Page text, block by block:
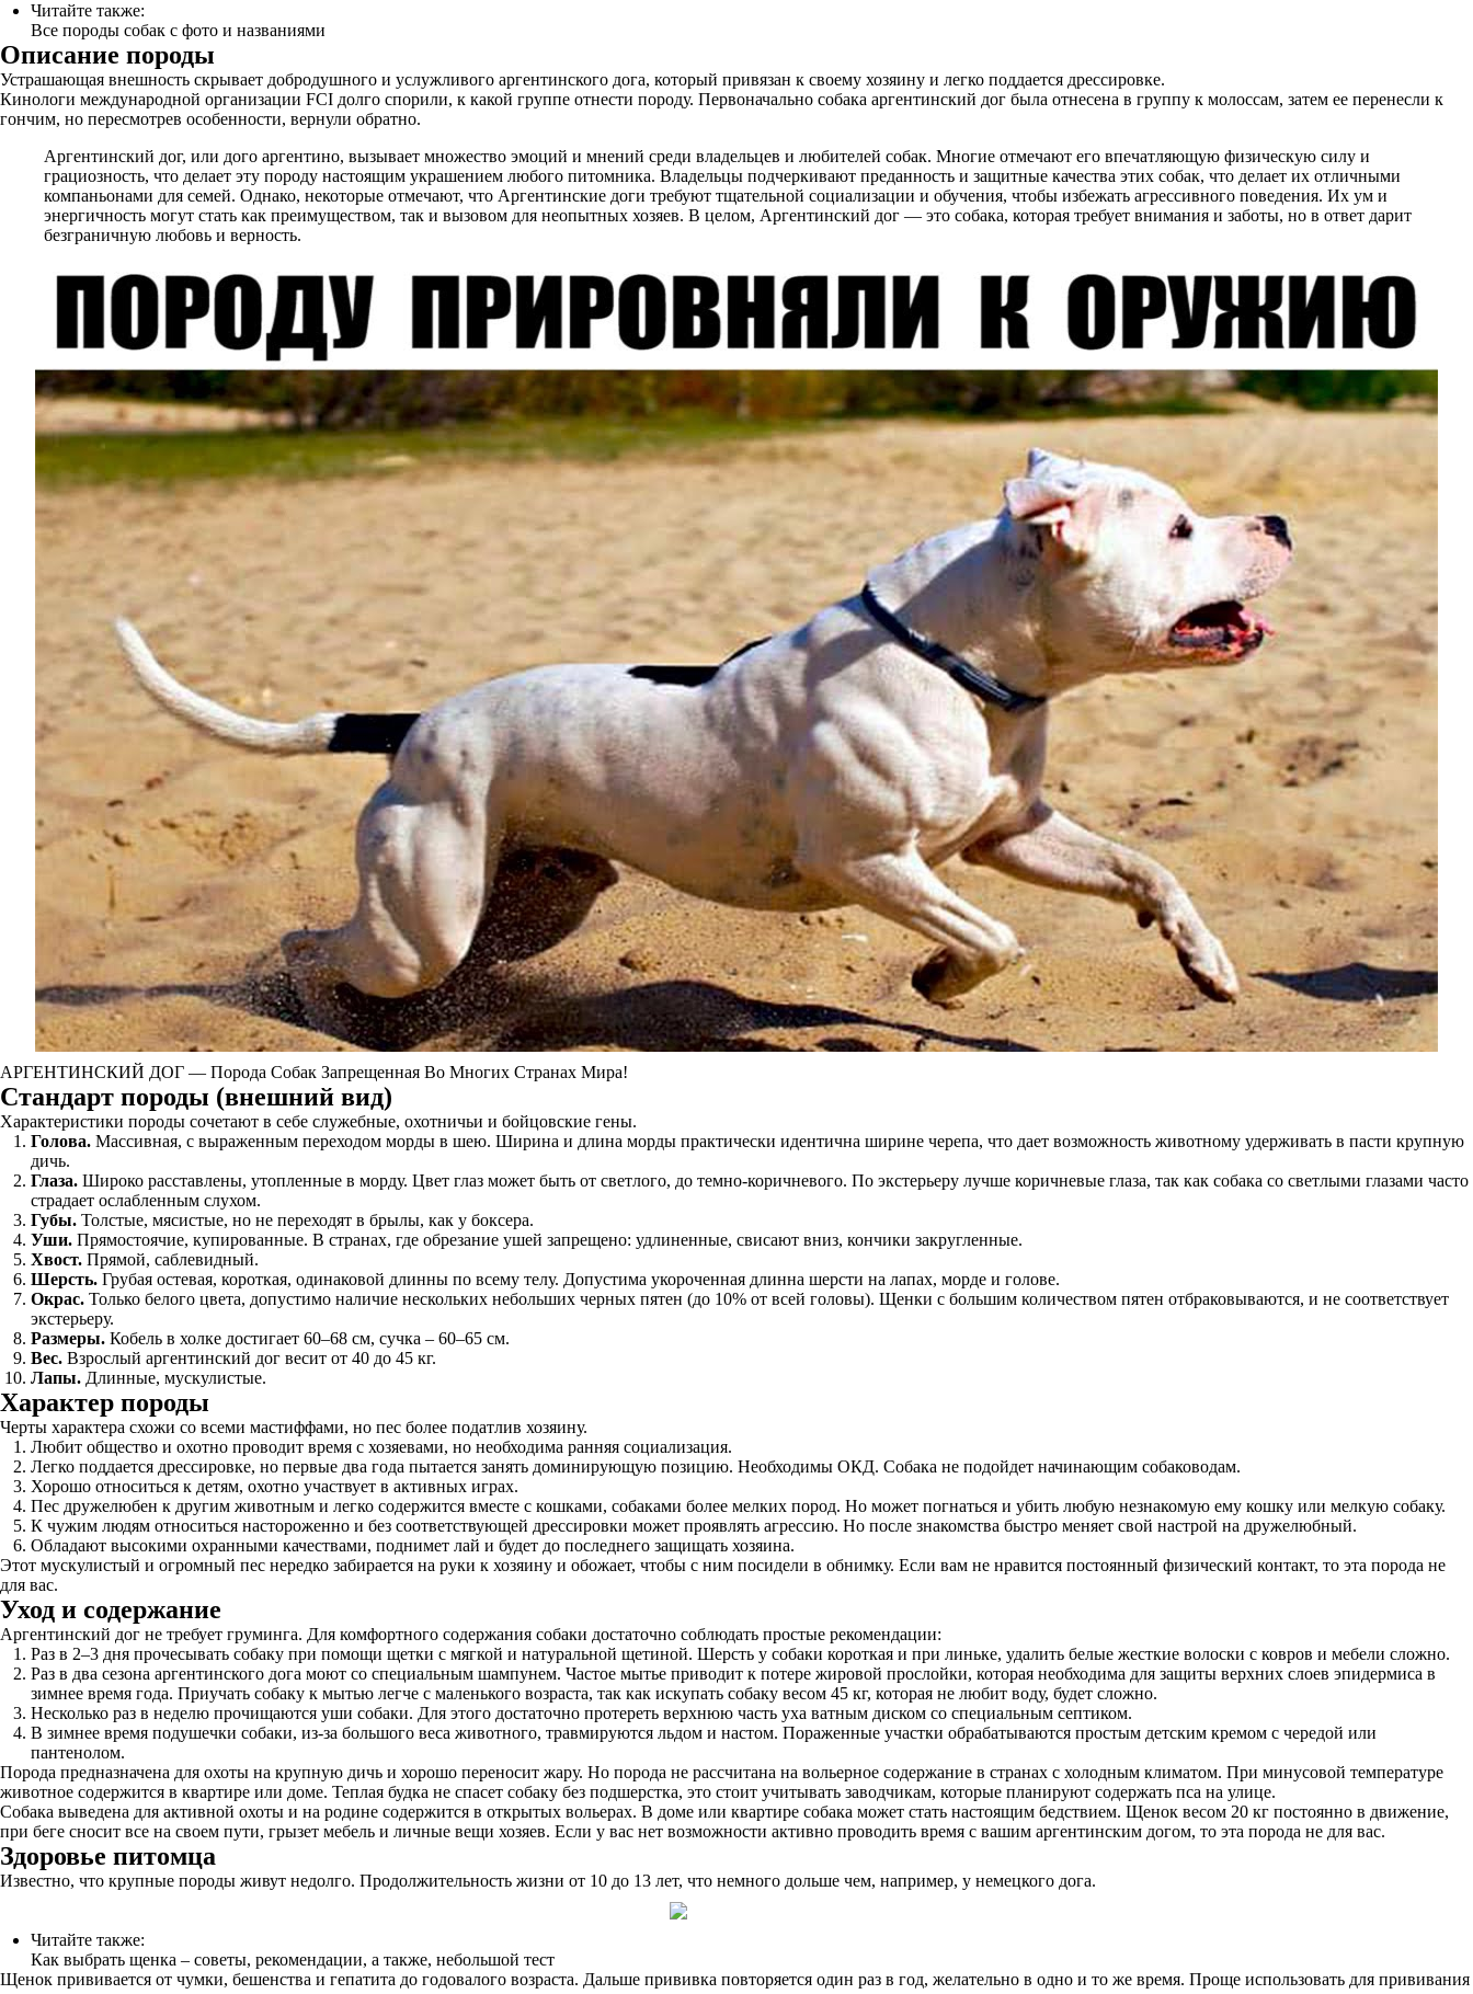
Читайте также:
Все породы собак с фото и названиями
Описание породы
Устрашающая внешность скрывает добродушного и услужливого аргентинского дога, который привязан к своему хозяину и легко поддается дрессировке.
Кинологи международной организации FCI долго спорили, к какой группе отнести породу. Первоначально собака аргентинский дог была отнесена в группу к молоссам, затем ее перенесли к
гончим, но пересмотрев особенности, вернули обратно.
Аргентинский дог, или дого аргентино, вызывает множество эмоций и мнений среди владельцев и любителей собак. Многие отмечают его впечатляющую физическую силу и
грациозность, что делает эту породу настоящим украшением любого питомника. Владельцы подчеркивают преданность и защитные качества этих собак, что делает их отличными
компаньонами для семей. Однако, некоторые отмечают, что Аргентинские доги требуют тщательной социализации и обучения, чтобы избежать агрессивного поведения. Их ум и
энергичность могут стать как преимуществом, так и вызовом для неопытных хозяев. В целом, Аргентинский дог — это собака, которая требует внимания и заботы, но в ответ дарит
безграничную любовь и верность.
АРГЕНТИНСКИЙ ДОГ — Порода Собак Запрещенная Во Многих Странах Мира!
Стандарт породы (внешний вид)
Характеристики породы сочетают в себе служебные, охотничьи и бойцовские гены.
Голова. Массивная, с выраженным переходом морды в шею. Ширина и длина морды практически идентична ширине черепа, что дает возможность животному удерживать в пасти крупную
дичь.
Глаза. Широко расставлены, утопленные в морду. Цвет глаз может быть от светлого, до темно-коричневого. По экстерьеру лучше коричневые глаза, так как собака со светлыми глазами часто
страдает ослабленным слухом.
Губы. Толстые, мясистые, но не переходят в брылы, как у боксера.
Уши. Прямостоячие, купированные. В странах, где обрезание ушей запрещено: удлиненные, свисают вниз, кончики закругленные.
Хвост. Прямой, саблевидный.
Шерсть. Грубая остевая, короткая, одинаковой длинны по всему телу. Допустима укороченная длинна шерсти на лапах, морде и голове.
Окрас. Только белого цвета, допустимо наличие нескольких небольших черных пятен (до 10% от всей головы). Щенки с большим количеством пятен отбраковываются, и не соответствует
экстерьеру.
Размеры. Кобель в холке достигает 60–68 см, сучка – 60–65 см.
Вес. Взрослый аргентинский дог весит от 40 до 45 кг.
Лапы. Длинные, мускулистые.
Характер породы
Черты характера схожи со всеми мастиффами, но пес более податлив хозяину.
Любит общество и охотно проводит время с хозяевами, но необходима ранняя социализация.
Легко поддается дрессировке, но первые два года пытается занять доминирующую позицию. Необходимы ОКД. Собака не подойдет начинающим собаководам.
Хорошо относиться к детям, охотно участвует в активных играх.
Пес дружелюбен к другим животным и легко содержится вместе с кошками, собаками более мелких пород. Но может погнаться и убить любую незнакомую ему кошку или мелкую собаку.
К чужим людям относиться настороженно и без соответствующей дрессировки может проявлять агрессию. Но после знакомства быстро меняет свой настрой на дружелюбный.
Обладают высокими охранными качествами, поднимет лай и будет до последнего защищать хозяина.
Этот мускулистый и огромный пес нередко забирается на руки к хозяину и обожает, чтобы с ним посидели в обнимку. Если вам не нравится постоянный физический контакт, то эта порода не
для вас.
Уход и содержание
Аргентинский дог не требует груминга. Для комфортного содержания собаки достаточно соблюдать простые рекомендации:
Раз в 2–3 дня прочесывать собаку при помощи щетки с мягкой и натуральной щетиной. Шерсть у собаки короткая и при линьке, удалить белые жесткие волоски с ковров и мебели сложно.
Раз в два сезона аргентинского дога моют со специальным шампунем. Частое мытье приводит к потере жировой прослойки, которая необходима для защиты верхних слоев эпидермиса в
зимнее время года. Приучать собаку к мытью легче с маленького возраста, так как искупать собаку весом 45 кг, которая не любит воду, будет сложно.
Несколько раз в неделю прочищаются уши собаки. Для этого достаточно протереть верхнюю часть уха ватным диском со специальным септиком.
В зимнее время подушечки собаки, из-за большого веса животного, травмируются льдом и настом. Пораженные участки обрабатываются простым детским кремом с чередой или
пантенолом.
Порода предназначена для охоты на крупную дичь и хорошо переносит жару. Но порода не рассчитана на вольерное содержание в странах с холодным климатом. При минусовой температуре
животное содержится в квартире или доме. Теплая будка не спасет собаку без подшерстка, это стоит учитывать заводчикам, которые планируют содержать пса на улице.
Собака выведена для активной охоты и на родине содержится в открытых вольерах. В доме или квартире собака может стать настоящим бедствием. Щенок весом 20 кг постоянно в движение,
при беге сносит все на своем пути, грызет мебель и личные вещи хозяев. Если у вас нет возможности активно проводить время с вашим аргентинским догом, то эта порода не для вас.
Здоровье питомца
Известно, что крупные породы живут недолго. Продолжительность жизни от 10 до 13 лет, что немного дольше чем, например, у немецкого дога.
Читайте также:
Как выбрать щенка – советы, рекомендации, а также, небольшой тест
Щенок прививается от чумки, бешенства и гепатита до годовалого возраста. Дальше прививка повторяется один раз в год, желательно в одно и то же время. Проще использовать для прививания